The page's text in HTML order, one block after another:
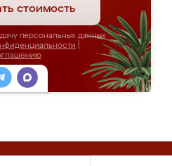
стоимость
персональных данных